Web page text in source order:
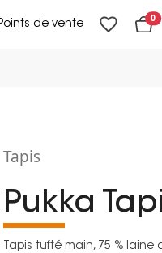
de vente 0
Tapis
Pukka
Tapis tufté main, 75 %